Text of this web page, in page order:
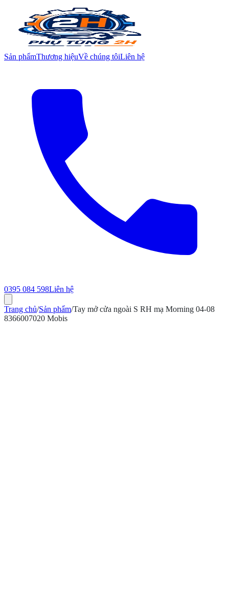
Sản phẩmThương hiệuVề chúng tôiLiên hệ
0395 084 598Liên hệ
Trang chủ/Sản phẩm/Tay mở cửa ngoài S RH mạ Morning 04-08
8366007020 Mobis